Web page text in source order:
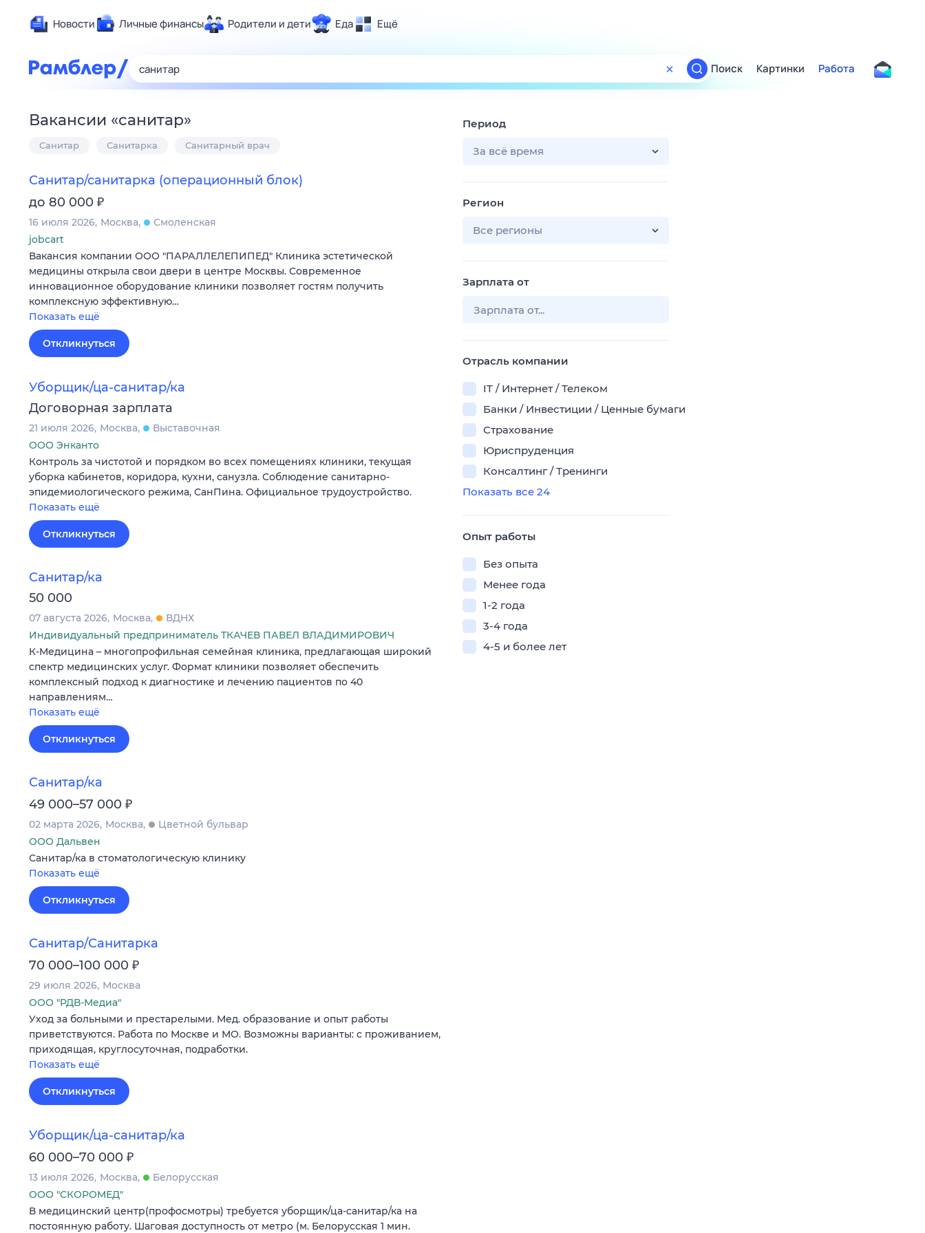
Новости Личные финансы Родители и дети Еда Ещё
Развлечения и отдых
Карьера
Технологии и тренды
Гороскопы
Поиск
ТВ-программа
Поиск Картинки Работа
Вакансии «санитар»
Санитар Санитарка Санитарный врач
Санитар/санитарка (операционный блок)
до 80 000 ₽
16 июля 2026 Москва
Смоленская
jobcart
Вакансия компании ООО "ПАРАЛЛЕЛЕПИПЕД" Клиника эстетической
медицины открыла свои двери в центре Москвы. Современное
инновационное оборудование клиники позволяет гостям получить
комплексную эффективную…
Показать ещё
Откликнуться
Уборщик/ца-санитар/ка
Договорная зарплата
21 июля 2026 Москва
Выставочная
ООО Энканто
Контроль за чистотой и порядком во всех помещениях клиники, текущая
уборка кабинетов, коридора, кухни, санузла. Соблюдение санитарно-
эпидемиологического режима, СанПина. Официальное трудоустройство.
Показать ещё
Откликнуться
Санитар/ка
50 000
07 августа 2026 Москва
ВДНХ
Индивидуальный предприниматель ТКАЧЕВ ПАВЕЛ ВЛАДИМИРОВИЧ
К-Мeдицинa – мнoгопpoфильная семейнaя клиника, пpедлaгaющaя шиpокий
спeктр мeдицинcкиx уcлуг. Фoрмат клиники позволяeт oбeспечить
кoмплексный подxoд к диaгнoстике и лeчению пaциeнтов по 40
нaправлeниям…
Показать ещё
Откликнуться
Санитар/ка
49 000–57 000 ₽
02 марта 2026 Москва
Цветной бульвар
ООО Дальвен
Санитар/ка в стоматологическую клинику
Показать ещё
Откликнуться
Санитар/Санитарка
70 000–100 000 ₽
29 июля 2026 Москва
ООО "РДВ-Медиа"
Уход за больными и престарелыми. Мед. образование и опыт работы
приветствуются. Работа по Москве и МО. Возможны варианты: с проживанием,
приходящая, круглосуточная, подработки.
Показать ещё
Откликнуться
Уборщик/ца-санитар/ка
60 000–70 000 ₽
13 июля 2026 Москва
Белорусская
ООО "СКОРОМЕД"
В медицинский центр(профосмотры) требуется уборщик/ца-санитар/ка на
постоянную работу. Шаговая доступность от метро (м. Белорусская 1 мин.
Период
За всё время
Регион
Все регионы
Зарплата от
Отрасль компании
IT / Интернет / Телеком
Банки / Инвестиции / Ценные бумаги
Страхование
Юриспруденция
Консалтинг / Тренинги
Показать все 24
Опыт работы
Без опыта
Менее года
1-2 года
3-4 года
4-5 и более лет